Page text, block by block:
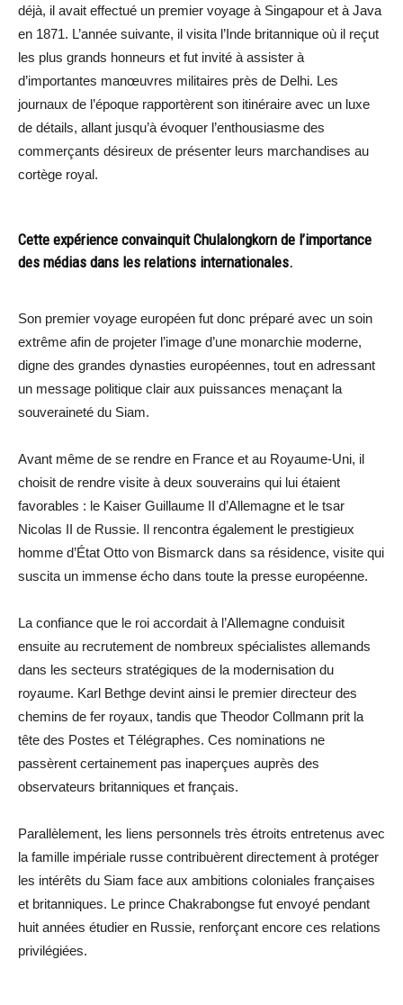
déjà, il avait effectué un premier voyage à Singapour et à Java
en 1871. L’année suivante, il visita l’Inde britannique où il reçut
les plus grands honneurs et fut invité à assister à
d’importantes manœuvres militaires près de Delhi. Les
journaux de l’époque rapportèrent son itinéraire avec un luxe
de détails, allant jusqu’à évoquer l’enthousiasme des
commerçants désireux de présenter leurs marchandises au
cortège royal.
Cette expérience convainquit Chulalongkorn de l’importance
des médias dans les relations internationales.
Son premier voyage européen fut donc préparé avec un soin
extrême afin de projeter l’image d’une monarchie moderne,
digne des grandes dynasties européennes, tout en adressant
un message politique clair aux puissances menaçant la
souveraineté du Siam.
Avant même de se rendre en France et au Royaume-Uni, il
choisit de rendre visite à deux souverains qui lui étaient
favorables : le Kaiser Guillaume II d’Allemagne et le tsar
Nicolas II de Russie. Il rencontra également le prestigieux
homme d’État Otto von Bismarck dans sa résidence, visite qui
suscita un immense écho dans toute la presse européenne.
La confiance que le roi accordait à l’Allemagne conduisit
ensuite au recrutement de nombreux spécialistes allemands
dans les secteurs stratégiques de la modernisation du
royaume. Karl Bethge devint ainsi le premier directeur des
chemins de fer royaux, tandis que Theodor Collmann prit la
tête des Postes et Télégraphes. Ces nominations ne
passèrent certainement pas inaperçues auprès des
observateurs britanniques et français.
Parallèlement, les liens personnels très étroits entretenus avec
la famille impériale russe contribuèrent directement à protéger
les intérêts du Siam face aux ambitions coloniales françaises
et britanniques. Le prince Chakrabongse fut envoyé pendant
huit années étudier en Russie, renforçant encore ces relations
privilégiées.